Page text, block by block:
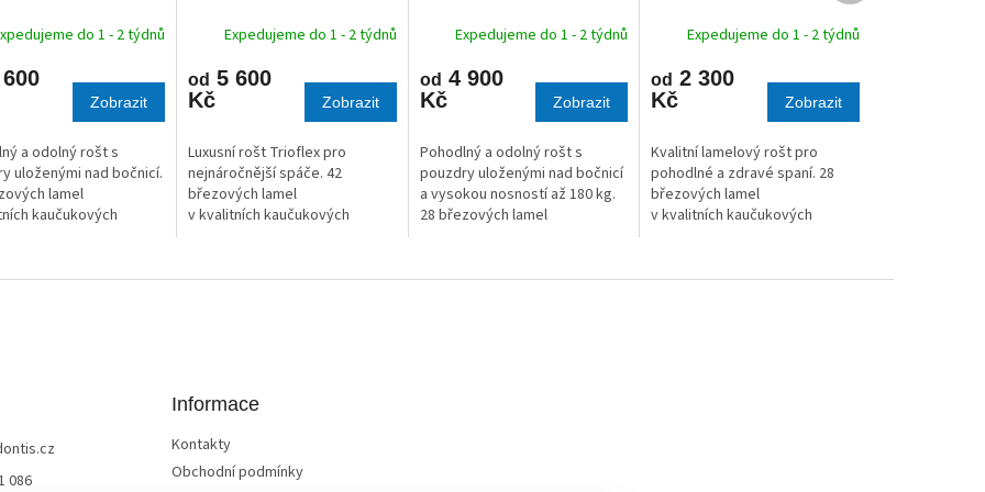
A
do 1 - 2 týdnů
Zobrazit
a odolný rošt s
uloženými nad bočnicí.
lamel
kaučukových
A
Expedujeme do 1 - 2 týdnů
od 5 600
Kč
Zobrazit
Luxusní rošt Trioflex pro
nejnáročnější spáče. 42
březových lamel
v kvalitních kaučukových
A
Expedujeme do 1 - 2 týdnů
od 4 900
Kč
Zobrazit
Pohodlný a odolný rošt s
pouzdry uloženými nad bočnicí
a vysokou nosností až 180 kg.
28 březových lamel
M
A
Expedujeme do 1 - 2 týdnů
od 2 300
Kč
Zobrazit
Kvalitní lamelový rošt pro
pohodlné a zdravé spaní. 28
březových lamel
v kvalitních kaučukových
086
Informace
Kontakty
Obchodní podmínky